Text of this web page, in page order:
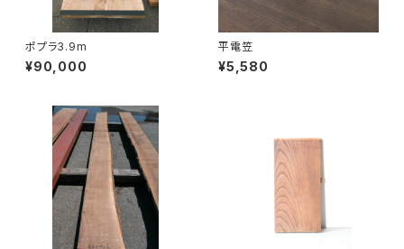
ポプラ3.9m
¥90,000
平電笠
¥5,580